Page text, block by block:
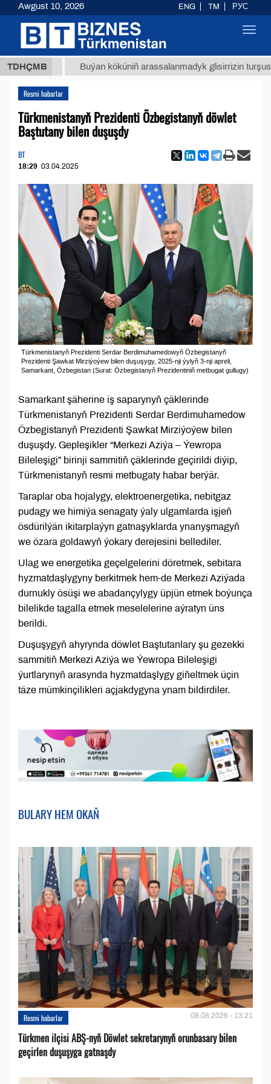
TDHÇMB
ТМТ Buýan köküniň arassalanmadyk glisirrizin turşusy (t.)
Resmi habarlar
Türkmenistanyň Prezidenti Özbegistanyň döwlet
Baştutany bilen duşuşdy
BT
18:29 03.04.2025
Türkmenistanyň Prezidenti Serdar Berdimuhamedowyň Özbegistanyň
Prezidenti Şawkat Mirziýoýew bilen duşuşygy, 2025-nji ýylyň 3-nji apreli,
Samarkant, Özbegistan (Surat: Özbegistanyň Prezidentiniň metbugat gullugy)
Samarkant şäherine iş saparynyň çäklerinde
Türkmenistanyň Prezidenti Serdar Berdimuhamedow
Özbegistanyň Prezidenti Şawkat Mirziýoýew bilen
duşuşdy. Gepleşikler “Merkezi Aziýa – Ýewropa
Bileleşigi” birinji sammitiň çäklerinde geçirildi diýip,
Türkmenistanyň resmi metbugaty habar berýär.
Taraplar oba hojalygy, elektroenergetika, nebitgaz
pudagy we himiýa senagaty ýaly ulgamlarda işjeň
ösdürilýän ikitarplaýyn gatnaşyklarda ynanyşmagyň
we özara goldawyň ýokary derejesini bellediler.
Ulag we energetika geçelgelerini döretmek, sebitara
hyzmatdaşlygyny berkitmek hem-de Merkezi Aziýada
durnukly ösüşi we abadançylygy üpjün etmek boýunça
bilelikde tagalla etmek meselelerine aýratyn üns
berildi.
Duşuşygyň ahyrynda döwlet Baştutanlary şu gezekki
sammitiň Merkezi Aziýa we Ýewropa Bileleşigi
ýurtlarynyň arasynda hyzmatdaşlygy giňeltmek üçin
täze mümkinçilikleri açjakdygyna ynam bildirdiler.
BULARY HEM OKAŇ
Resmi habarlar 08.08.2026 - 13:21
Türkmen ilçisi ABŞ-nyň Döwlet sekretarynyň orunbasary bilen
geçirlen duşuşyga gatnaşdy
Awgust 10, 2026 ENG TM РУС